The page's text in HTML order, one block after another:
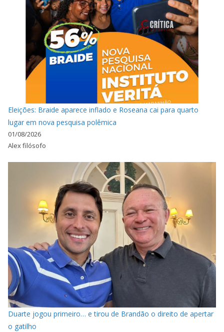
Eleições: Braide aparece inflado e Roseana cai para quarto
lugar em nova pesquisa polêmica
01/08/2026
Alex filósofo
Duarte jogou primeiro… e tirou de Brandão o direito de apertar
o gatilho